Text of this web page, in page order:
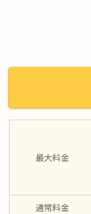
最大料金
通常料金